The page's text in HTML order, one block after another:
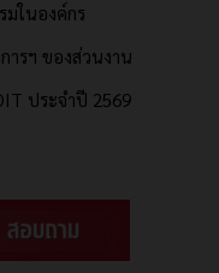
ในองค์กร
รฯ ของส่วนงาน
ประจำปี 2569